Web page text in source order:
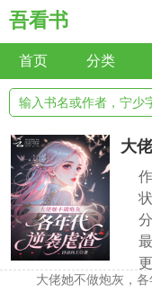
吾看书
首页 分类
大
大佬她不做炮灰，